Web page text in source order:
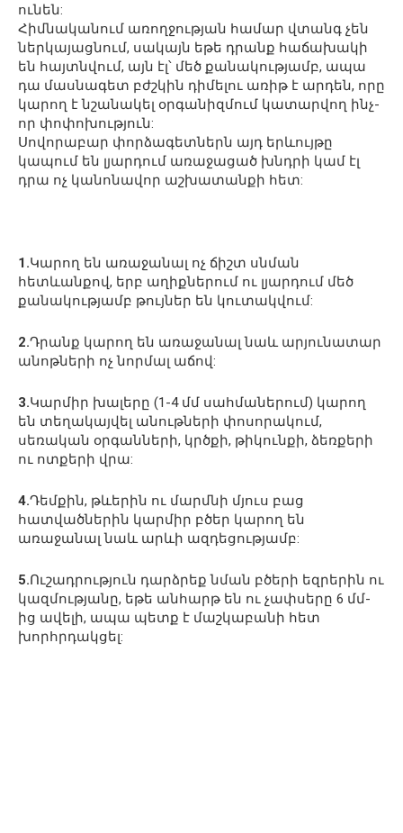
ունեն:
Հիմնականում առողջության համար վտանգ չեն
ներկայացնում, սակայն եթե դրանք հաճախակի
են հայտնվում, այն էլ՝ մեծ քանակությամբ, ապա
դա մասնագետ բժշկին դիմելու առիթ է արդեն, որը
կարող է նշանակել օրգանիզմում կատարվող ինչ-
որ փոփոխություն:
Սովորաբար փորձագետներն այդ երևույթը
կապում են լյարդում առաջացած խնդրի կամ էլ
դրա ոչ կանոնավոր աշխատանքի հետ:
1.Կարող են առաջանալ ոչ ճիշտ սնման
հետևանքով, երբ աղիքներում ու լյարդում մեծ
քանակությամբ թույներ են կուտակվում:
2.Դրանք կարող են առաջանալ նաև արյունատար
անոթների ոչ նորմալ աճով:
3.Կարմիր խալերը (1-4 մմ սահմաներում) կարող
են տեղակայվել անութների փոսորակում,
սեռական օրգանների, կրծքի, թիկունքի, ձեռքերի
ու ոտքերի վրա:
4.Դեմքին, թևերին ու մարմնի մյուս բաց
հատվածներին կարմիր բծեր կարող են
առաջանալ նաև արևի ազդեցությամբ:
5.Ուշադրություն դարձրեք նման բծերի եզրերին ու
կազմությանը, եթե անհարթ են ու չափսերը 6 մմ-
ից ավելի, ապա պետք է մաշկաբանի հետ
խորհրդակցել: